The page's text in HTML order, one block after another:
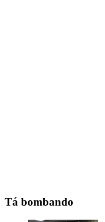
Tá bombando